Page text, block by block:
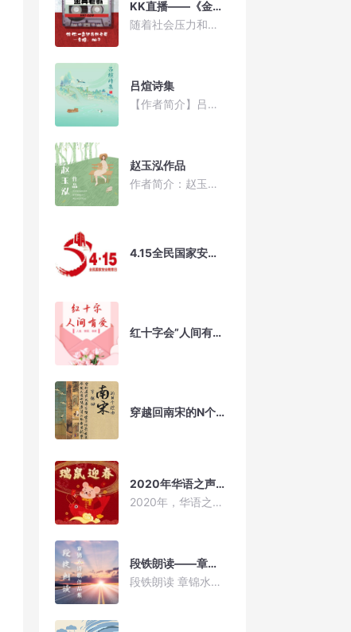
KK直播——《金典老歌》
随着社会压力和生活利亚的不断增加，人们不仅有身体上的劳累，同时也有心里上的疲惫。劳累了一天就该享受一下轻松、舒适的感觉。而音乐则是最好的调味剂。如今流行音乐的发展脚步慢慢滞缓，但经典的老歌仍然是一代人甚至几代人的回忆，至今传唱至今。 《金典老歌》则是对经典老歌的推荐与介绍，让听众找回属于自己的记忆，同时让音乐本身的情感、听众的情感和音乐做有机结合，吸引更多的听众寻找内心的世界与感悟。
吕煊诗集
【作者简介】吕煊，浙江永康人，现居浙江杭州。中国作家协会会员，有作品在《诗刊》《诗江南》《星星》诗刊等刊物发表，出版《吕煊新诗自选集》《我就在广场南面写诗》《悲伤只是一种隐喻》等多部诗集。近年来专注于整理研究年代诗学，已编辑出版《70后代表诗选》《70后中国汉诗年选》等。
赵玉泓作品
作者简介：赵玉泓，笔名中国泓。毕业于浙江大学化工系。浙江省作协会员。喜欢码字画画，痴迷诗和远方。有部分诗作入选纸质刊物和虚拟平台。
4.15全民国家安全教育日
红十字会”人间有爱“专题节目
穿越回南宋的N个理由
2020年华语之声主持天团祝您新年快乐！
2020年，华语之声的主持人们为您送来新春的祝福，祝福您鼠年大吉！新春快乐！
段铁朗读——章锦水诗歌作品集
段铁朗读 章锦水诗歌作品集